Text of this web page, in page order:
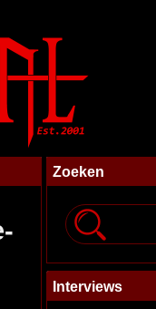
Zoeken
Interviews